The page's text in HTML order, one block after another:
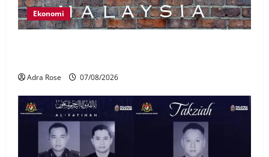
Ekonomi
Adra Rose 07/08/2026